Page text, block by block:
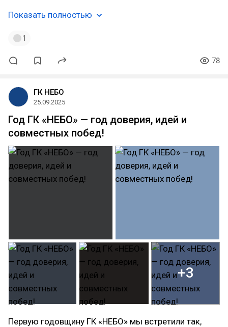
Показать полностью
1
78
ГК НЕБО
25.09.2025
Год ГК «НЕБО» — год доверия, идей и
совместных побед!
+3
Первую годовщину ГК «НЕБО» мы встретили так,